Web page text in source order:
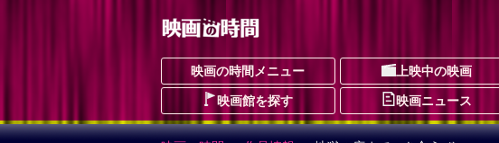
映画の時間メニュー 上映中の映画
映画館を探す 映画ニュース